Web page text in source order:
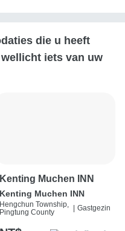
die u heeft
iets van uw
Kenting Muchen INN
Kenting Muchen INN
Hengchun Township,
Pingtung County
Gastgezin